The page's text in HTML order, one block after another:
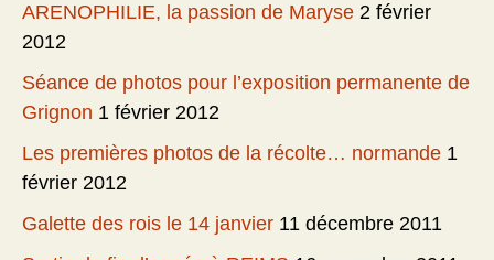
ARENOPHILIE, la passion de Maryse 2 février
2012
Séance de photos pour l’exposition permanente de
Grignon 1 février 2012
Les premières photos de la récolte… normande 1
février 2012
Galette des rois le 14 janvier 11 décembre 2011